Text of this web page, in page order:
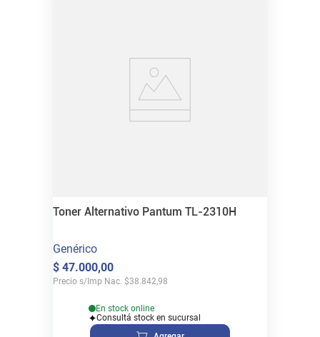
Toner Alternativo Pantum TL-2310H
Genérico
$ 47.000,00
Precio s/Imp Nac. $38.842,98
En stock online
Consultá stock en sucursal